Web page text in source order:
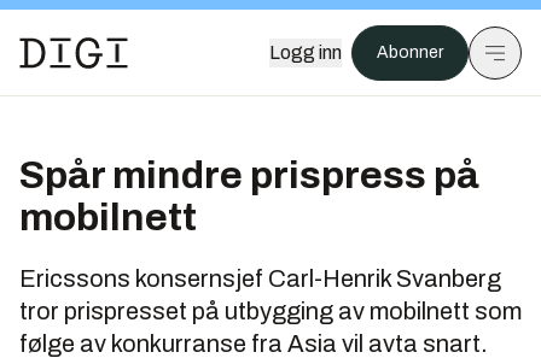
Logg inn Abonner
Spår mindre prispress på
mobilnett
Ericssons konsernsjef Carl-Henrik Svanberg
tror prispresset på utbygging av mobilnett som
følge av konkurranse fra Asia vil avta snart.